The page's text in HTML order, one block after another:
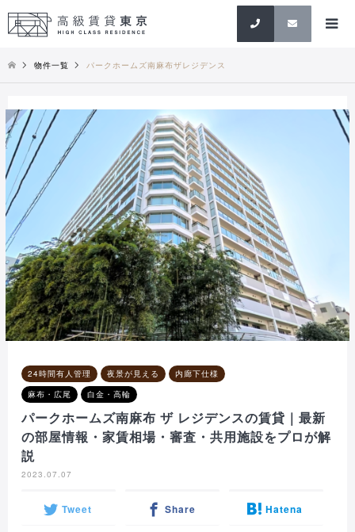
検索
物件一覧 パークホームズ南麻布ザレジデンス
24時間有人管理 夜景が見える
内廊下仕様
麻布・広尾
白金・高輪
パークホームズ南麻布 ザ レジデンスの賃貸｜最新
の部屋情報・家賃相場・審査・共用施設をプロが解
説
2023.07.07
Tweet Share Hatena